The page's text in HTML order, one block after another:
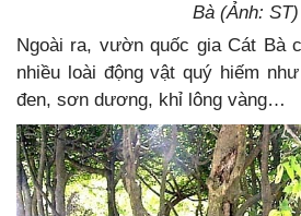
Bà (Ảnh: ST)
Ngoài ra, vườn quốc gia Cát Bà
nhiều loài động vật quý hiếm
đen, sơn dương, khỉ lông vàng…